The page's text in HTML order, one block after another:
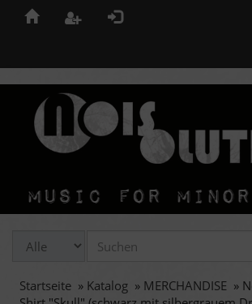
Startseite » Katalog » MERCHANDISE »